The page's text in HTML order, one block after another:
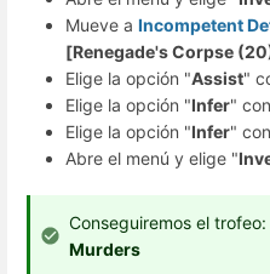
Mueve a Incompetent
[Renegade's Corpse
Elige la opción "Assist"
Elige la opción "Infer" con
Elige la opción "Infer" con
Abre el menú y elige "
Conseguiremos el trofeo:
Murders